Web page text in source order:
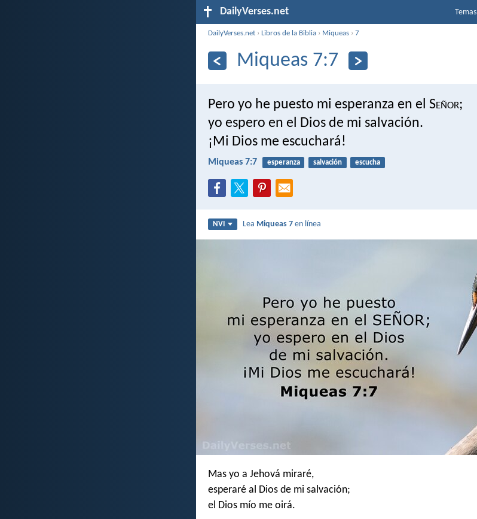
DailyVerses.net Temas
DailyVerses.net ›Libros de la Biblia › Miqueas ›7
Miqueas 7:7
Pero yo he puesto mi esperanza en el Señor;
yo espero en el Dios de mi salvación.
¡Mi Dios me escuchará!
Miqueas 7:7 esperanza salvación escucha
NVI Lea Miqueas 7 en línea
Mas yo a Jehová miraré,
esperaré al Dios de mi salvación;
el Dios mío me oirá.